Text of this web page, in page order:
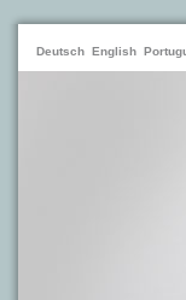
Deutsch English